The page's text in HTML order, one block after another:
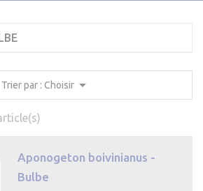
Trier par : Choisir 
Aponogeton boivinianus -
Bulbe